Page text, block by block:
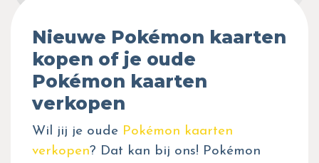
Nieuwe Pokémon kaarten
kopen of je oude
Pokémon kaarten
verkopen
Wil jij je oude Pokémon kaarten
verkopen? Dat kan bij ons! Pokémon